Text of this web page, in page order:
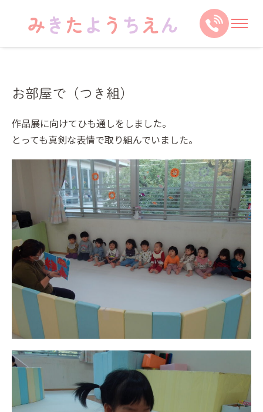
お部屋で（つき組）
作品展に向けてひも通しをしました。
とっても真剣な表情で取り組んでいました。